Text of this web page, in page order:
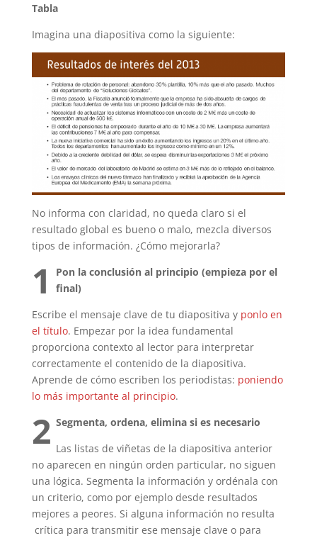
Tabla
Imagina una diapositiva como la siguiente:
No informa con claridad, no queda claro si el
resultado global es bueno o malo, mezcla diversos
tipos de información. ¿Cómo mejorarla?
1
Pon la conclusión al principio (empieza por el
final)
Escribe el mensaje clave de tu diapositiva y ponlo en
el título. Empezar por la idea fundamental
proporciona contexto al lector para interpretar
correctamente el contenido de la diapositiva.
Aprende de cómo escriben los periodistas: poniendo
lo más importante al principio.
2 Segmenta, ordena, elimina si es necesario
Las listas de viñetas de la diapositiva anterior
no aparecen en ningún orden particular, no siguen
una lógica. Segmenta la información y ordénala con
un criterio, como por ejemplo desde resultados
mejores a peores. Si alguna información no resulta
crítica para transmitir ese mensaje clave o para